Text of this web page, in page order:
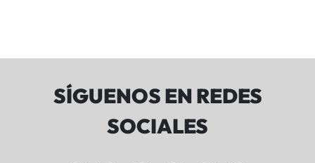
SÍGUENOS EN REDES
SOCIALES